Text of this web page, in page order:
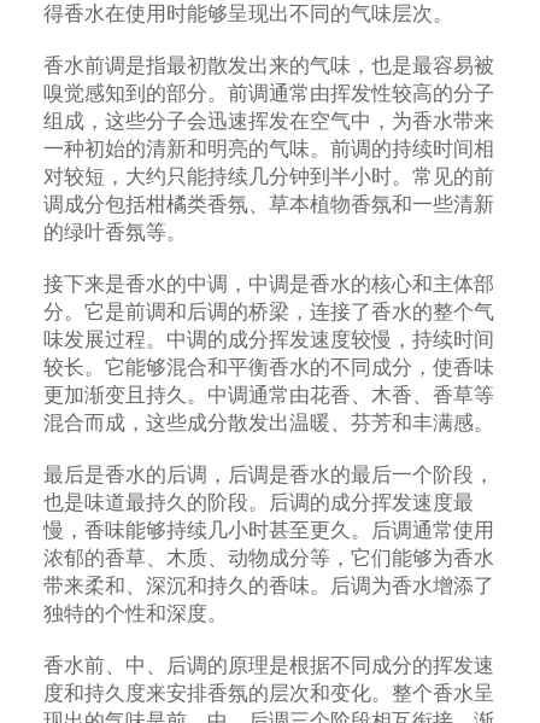
得香水在使用时能够呈现出不同的气味层次。
香水前调是指最初散发出来的气味，也是最容易被
嗅觉感知到的部分。前调通常由挥发性较高的分子
组成，这些分子会迅速挥发在空气中，为香水带来
一种初始的清新和明亮的气味。前调的持续时间相
对较短，大约只能持续几分钟到半小时。常见的前
调成分包括柑橘类香氛、草本植物香氛和一些清新
的绿叶香氛等。
接下来是香水的中调，中调是香水的核心和主体部
分。它是前调和后调的桥梁，连接了香水的整个气
味发展过程。中调的成分挥发速度较慢，持续时间
较长。它能够混合和平衡香水的不同成分，使香味
更加渐变且持久。中调通常由花香、木香、香草等
混合而成，这些成分散发出温暖、芬芳和丰满感。
最后是香水的后调，后调是香水的最后一个阶段，
也是味道最持久的阶段。后调的成分挥发速度最
慢，香味能够持续几小时甚至更久。后调通常使用
浓郁的香草、木质、动物成分等，它们能够为香水
带来柔和、深沉和持久的香味。后调为香水增添了
独特的个性和深度。
香水前、中、后调的原理是根据不同成分的挥发速
度和持久度来安排香氛的层次和变化。整个香水呈